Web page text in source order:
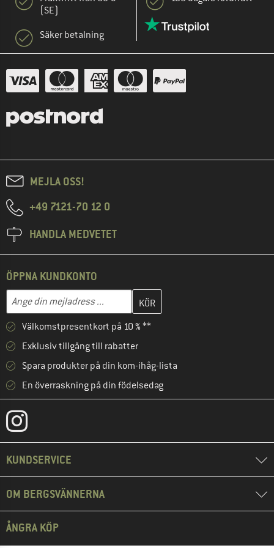
(SE)
Säker betalning
MEJLA OSS!
+49 7121-70 12 0
HANDLA MEDVETET
ÖPPNA KUNDKONTO
Mejladress
Skriv in din e-postadress här och skapa ditt kundkonto i nästa
Välkomstpresentkort på 10 % **
Exklusiv tillgång till rabatter
Spara produkter på din kom-ihåg-lista
En överraskning på din födelsedag
KUNDSERVICE
OM BERGSVÄNNERNA
ÅNGRA KÖP